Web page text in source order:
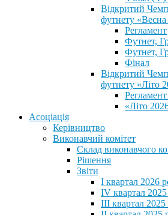
Відкритий
футнету «Весна
Регламент
Футнет,
Футнет,
Фінал
Відкритий
футнету «Літо
«Літо
Асоціація
Керівництво
Виконавчий комітет
Склад виконавчого
Рішення
Звіти
I квартал 2026
IV квартал
III квартал 2025